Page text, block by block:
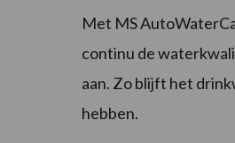
Met MS
continu de
aan. Zo blijft het
hebben.